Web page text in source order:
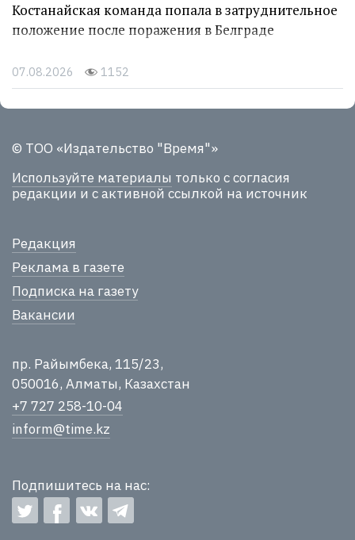
Костанайская команда попала в затруднительное
положение после поражения в Белграде
07.08.2026 1152
© ТОО «Издательство "Время"»
Используйте материалы только с согласия
редакции и с активной ссылкой на источник
Редакция
Реклама в газете
Подписка на газету
Вакансии
пр. Райымбека, 115/23,
050016, Алматы, Казахстан
+7 727 258-10-04
inform@time.kz
Подпишитесь на нас: